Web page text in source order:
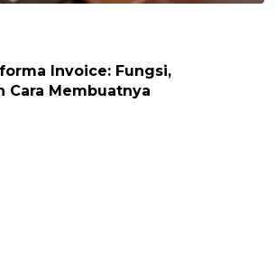
Invoice: Fungsi,
Cara Membuatnya